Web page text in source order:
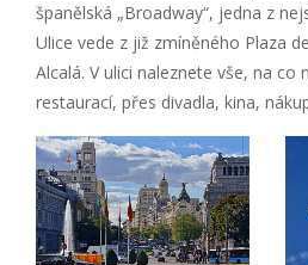
španělská „Broadway“, jedna z
Ulice vede z již zmíněného Plaza
Alcalá. V ulici naleznete vše, na co
restaurací, přes divadla, kina,